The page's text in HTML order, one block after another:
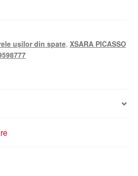
ușilor din spate, XSARA PICASSO